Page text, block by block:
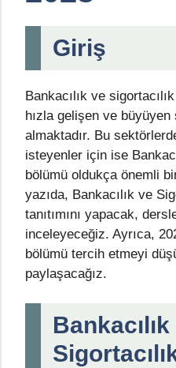
Giriş
Bankacılık ve
hızla gelişen ve
almaktadır. Bu
isteyenler için ise
bölümü oldukça önemli
yazıda, Bankacılık ve
tanıtımını yapacak,
inceleyeceğiz. Ayrıca,
bölümü tercih etmeyi
paylaşacağız.